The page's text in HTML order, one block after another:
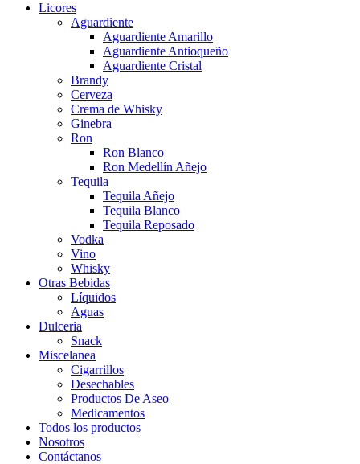
Licores
Aguardiente
Aguardiente Amarillo
Aguardiente Antioqueño
Aguardiente Cristal
Brandy
Cerveza
Crema de Whisky
Ginebra
Ron
Ron Blanco
Ron Medellín Añejo
Tequila
Tequila Añejo
Tequila Blanco
Tequila Reposado
Vodka
Vino
Whisky
Otras Bebidas
Líquidos
Aguas
Dulceria
Snack
Miscelanea
Cigarrillos
Desechables
Productos De Aseo
Medicamentos
Todos los productos
Nosotros
Contáctanos